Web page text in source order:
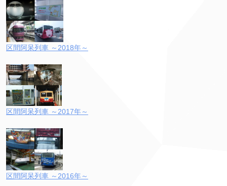
区間阿呆列車 ～2018年～
区間阿呆列車 ～2017年～
区間阿呆列車 ～2016年～